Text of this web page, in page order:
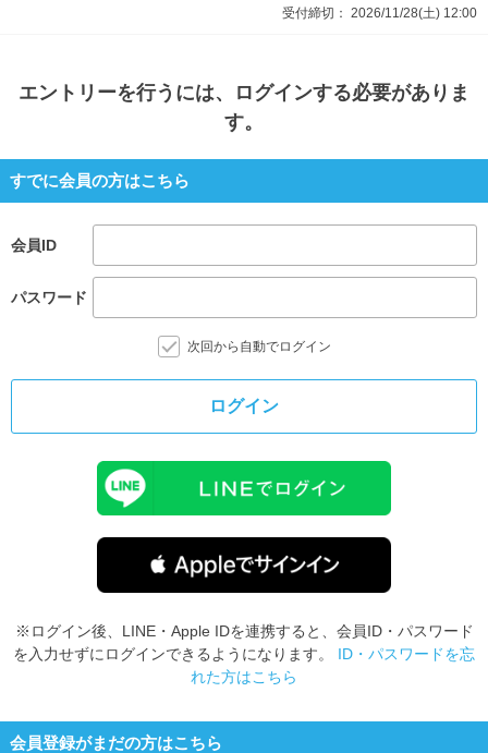
受付締切： 2026/11/28(土) 12:00
エントリーを行うには、ログインする必要がありま
す。
すでに会員の方はこちら
会員ID
パスワード
次回から自動でログイン
ログイン
※ログイン後、LINE・Apple IDを連携すると、会員ID・パスワード
を入力せずにログインできるようになります。 ID・パスワードを忘
れた方はこちら
会員登録がまだの方はこちら